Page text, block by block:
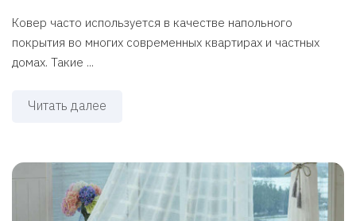
Ковер часто используется в качестве напольного
покрытия во многих современных квартирах и частных
домах. Такие ...
Читать далее